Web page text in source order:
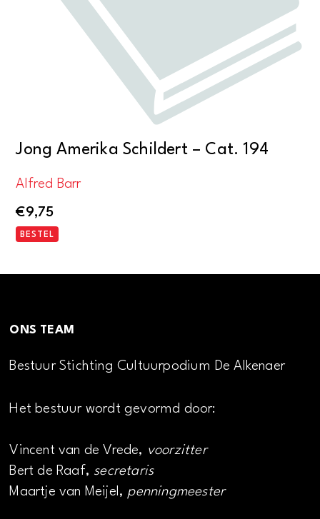
Jong Amerika Schildert – Cat. 194
Alfred Barr
€9,75
BESTEL
ONS TEAM
Bestuur Stichting Cultuurpodium De Alkenaer
Het bestuur wordt gevormd door:
Vincent van de Vrede, voorzitter
Bert de Raaf, secretaris
Maartje van Meijel, penningmeester